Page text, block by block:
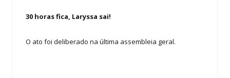
30 horas fica, Laryssa sai!
O ato foi deliberado na última assembleia geral.